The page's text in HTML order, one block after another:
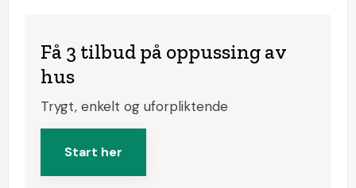
Få 3 tilbud på oppussing av
hus
Trygt, enkelt og uforpliktende
Start her